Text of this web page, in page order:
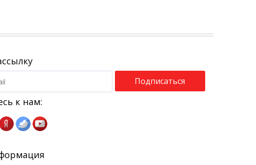
Подписаться
к нам: